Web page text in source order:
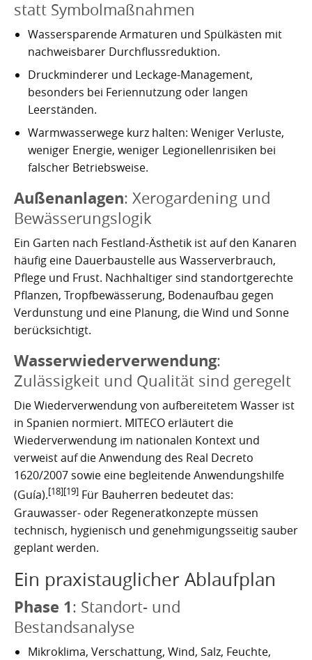
statt Symbolmaßnahmen
Wassersparende Armaturen und Spülkästen mit
nachweisbarer Durchflussreduktion.
Druckminderer und Leckage-Management,
besonders bei Feriennutzung oder langen
Leerständen.
Warmwasserwege kurz halten: Weniger Verluste,
weniger Energie, weniger Legionellenrisiken bei
falscher Betriebsweise.
Außenanlagen: Xerogardening und
Bewässerungslogik
Ein Garten nach Festland-Ästhetik ist auf den Kanaren
häufig eine Dauerbaustelle aus Wasserverbrauch,
Pflege und Frust. Nachhaltiger sind standortgerechte
Pflanzen, Tropfbewässerung, Bodenaufbau gegen
Verdunstung und eine Planung, die Wind und Sonne
berücksichtigt.
Wasserwiederverwendung:
Zulässigkeit und Qualität sind geregelt
Die Wiederverwendung von aufbereitetem Wasser ist
in Spanien normiert. MITECO erläutert die
Wiederverwendung im nationalen Kontext und
verweist auf die Anwendung des Real Decreto
1620/2007 sowie eine begleitende Anwendungshilfe
(Guía).[18][19] Für Bauherren bedeutet das:
Grauwasser- oder Regeneratkonzepte müssen
technisch, hygienisch und genehmigungsseitig sauber
geplant werden.
Ein praxistauglicher Ablaufplan
Phase 1: Standort- und
Bestandsanalyse
Mikroklima, Verschattung, Wind, Salz, Feuchte,